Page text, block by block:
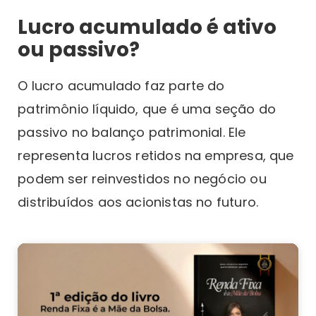
Lucro acumulado é ativo
ou passivo?
O lucro acumulado faz parte do
patrimônio líquido, que é uma seção do
passivo no balanço patrimonial. Ele
representa lucros retidos na empresa, que
podem ser reinvestidos no negócio ou
distribuídos aos acionistas no futuro.